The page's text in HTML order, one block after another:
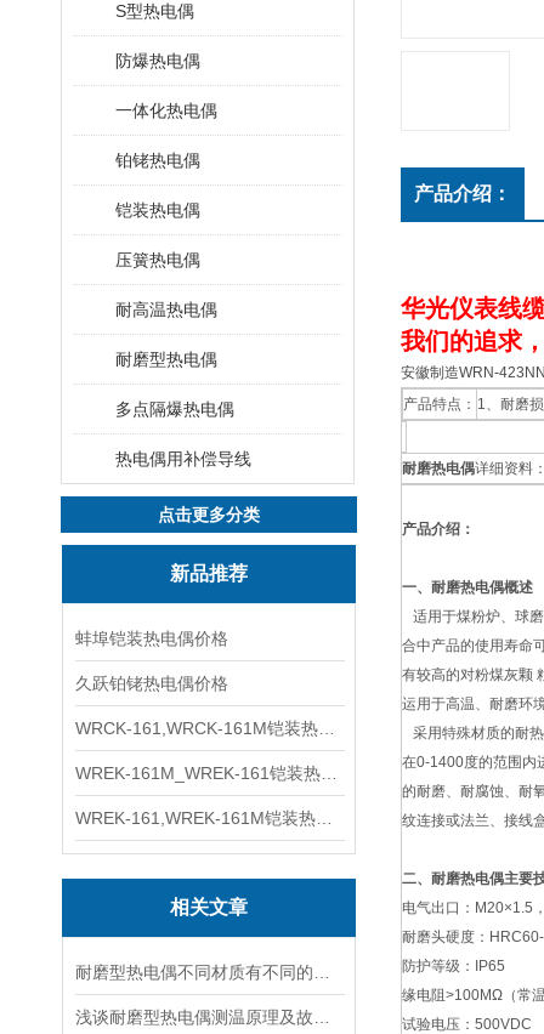
S型热电偶
防爆热电偶
一体化热电偶
铂铑热电偶
铠装热电偶
压簧热电偶
耐高温热电偶
耐磨型热电偶
多点隔爆热电偶
热电偶用补偿导线
点击更多分类
新品推荐
蚌埠铠装热电偶价格
久跃铂铑热电偶价格
相关文章
产品介绍：
华光仪表线
我们的追求
安徽制造WRN-
产品特点： 1、耐磨
耐磨热电偶详细资料
产品介绍：
一、耐磨热电偶概述
适用于煤粉炉、球
合中产品的使用寿命
有较高的对粉煤灰颗
运用于高温、耐磨环
采用特殊材质的耐
在0-1400度的范围内
的耐磨、耐腐蚀、耐
纹连接或法兰、接线
二、耐磨热电偶主要
电气出口：M20×1.5
耐磨头硬度：
防护等级：IP65
缘电阻>100MΩ（常
试验电压：500VDC